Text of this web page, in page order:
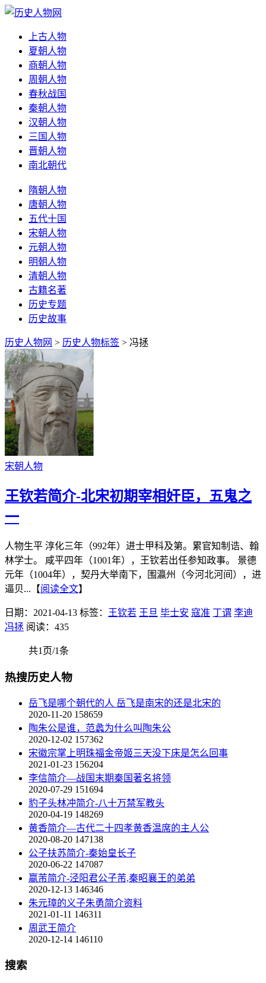
上古人物
夏朝人物
商朝人物
周朝人物
春秋战国
秦朝人物
汉朝人物
三国人物
晋朝人物
南北朝代
隋朝人物
唐朝人物
五代十国
宋朝人物
元朝人物
明朝人物
清朝人物
古籍名著
历史专题
历史故事
历史人物网 > 历史人物标签 > 冯拯
宋朝人物
王钦若简介-北宋初期宰相奸臣，五鬼之
一
人物生平 淳化三年（992年）进士甲科及第。累官知制诰、翰
林学士。 咸平四年（1001年），王钦若出任参知政事。 景德
元年（1004年），契丹大举南下，围瀛州（今河北河间），进
逼贝...【阅读全文】
日期：2021-04-13 标签： 王钦若 王旦 毕士安 寇准 丁谓 李迪
冯拯 阅读：435
共1页/1条
热搜历史人物
岳飞是哪个朝代的人 岳飞是南宋的还是北宋的
2020-11-20 158659
陶朱公是谁，范蠡为什么叫陶朱公
2020-12-02 157362
宋徽宗掌上明珠福金帝姬三天没下床是怎么回事
2021-01-23 156204
李信简介—战国末期秦国著名将领
2020-07-29 151694
豹子头林冲简介-八十万禁军教头
2020-04-19 148269
黄香简介—古代二十四孝黄香温席的主人公
2020-08-20 147138
公子扶苏简介-秦始皇长子
2020-06-22 147087
嬴芾简介-泾阳君公子芾,秦昭襄王的弟弟
2020-12-13 146346
朱元璋的义子朱勇简介资料
2021-01-11 146311
周武王简介
2020-12-14 146110
搜索